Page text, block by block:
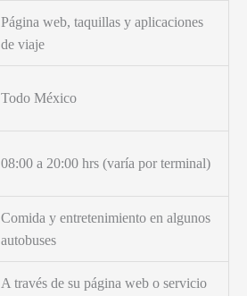
Página web, taquillas y aplicaciones
de viaje
Todo México
08:00 a 20:00 hrs (varía por terminal)
Comida y entretenimiento en algunos
autobuses
A través de su página web o servicio